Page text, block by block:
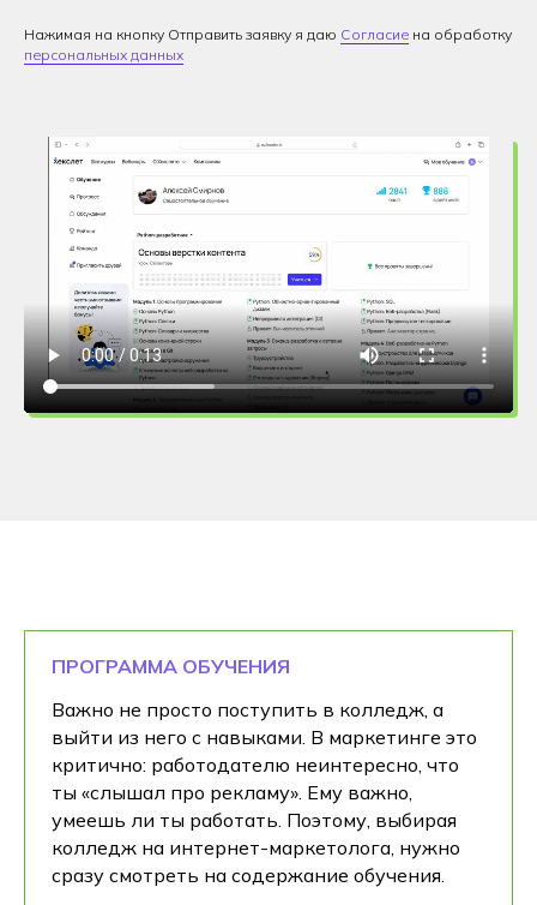
Нажимая на кнопку Отправить заявку я даю Согласие на обработку
персональных данных
ПРОГРАММА ОБУЧЕНИЯ
Важно не просто поступить в колледж, а
выйти из него с навыками. В маркетинге это
критично: работодателю неинтересно, что
ты «слышал про рекламу». Ему важно,
умеешь ли ты работать. Поэтому, выбирая
колледж на интернет-маркетолога, нужно
сразу смотреть на содержание обучения.